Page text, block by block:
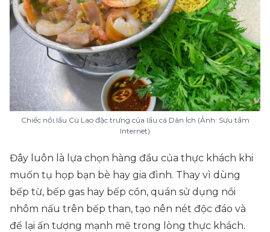
Chiếc nồi lẩu Cù Lao đặc trưng của lẩu cá Dân Ích (Ảnh: Sưu tầm
Internet)
Đây luôn là lựa chọn hàng đầu của thực khách khi
muốn tụ họp bạn bè hay gia đình. Thay vì dùng
bếp từ, bếp gas hay bếp cồn, quán sử dụng nồi
nhôm nấu trên bếp than, tạo nên nét độc đáo và
để lại ấn tượng mạnh mẽ trong lòng thực khách.